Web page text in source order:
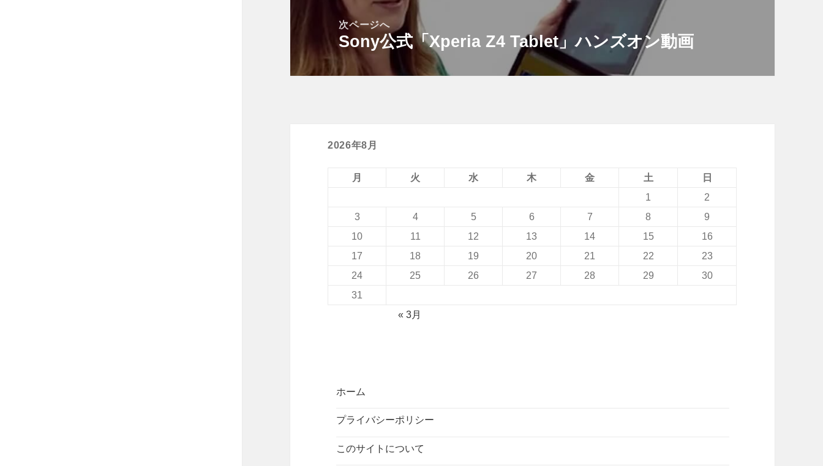
次ページへ
次
投
Sony公式「Xperia Z4 Tablet」ハンズオン動画
2026年8月
月 火 水 木 金 土
日
1
2
3
4 5 6 7 8
9
10
11 12 13 14 15
16
17
18 19 20 21 22
23
24
25 26 27 28 29
30
31
« 3月
ホーム
プライバシーポリシー
このサイトについて